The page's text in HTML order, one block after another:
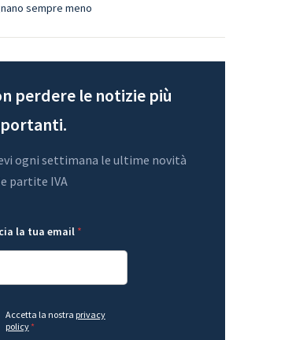
sempre meno
perdere le notizie più
ogni settimana le ultime novità
partite IVA
la tua email *
Accetta la nostra privacy
policy*